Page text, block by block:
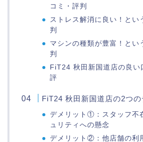
コミ・評判
ストレス解消に良い！とい
判
マシンの種類が豊富！とい
判
FiT24 秋田新国道店の良い
評
FiT24 秋田新国道店の2つの
デメリット①：スタッフ不
ュリティへの懸念
デメリット②：他店舗の利